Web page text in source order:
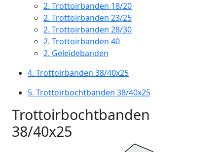
2. Trottoirbanden 18/20
2. Trottoirbanden 23/25
2. Trottoirbanden 28/30
2. Trottoirbanden 40
2. Geleidebanden
4. Trottoirbanden 38/40x25
5. Trottoirbochtbanden 38/40x25
Trottoirbochtbanden
38/40x25